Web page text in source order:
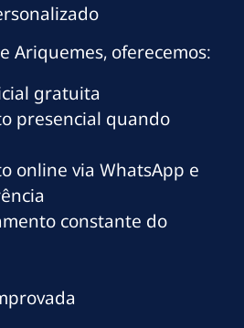
Ariquemes, oferecemos:
gratuita
presencial quando
online via WhatsApp e
constante do